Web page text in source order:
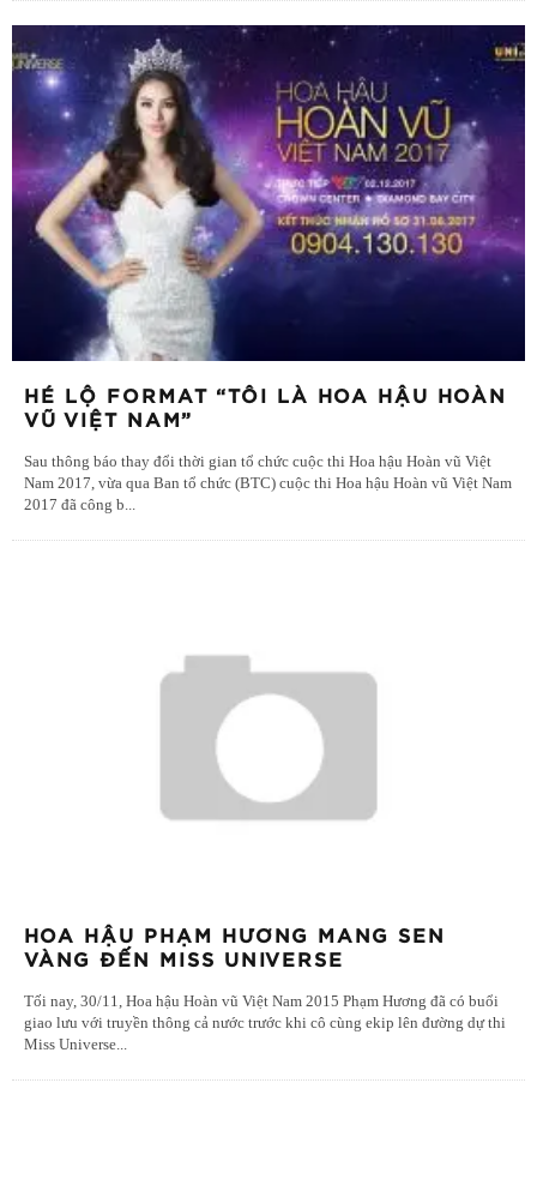
HÉ LỘ FORMAT “TÔI LÀ HOA HẬU HOÀN
VŨ VIỆT NAM”
Sau thông báo thay đổi thời gian tổ chức cuộc thi Hoa hậu Hoàn vũ Việt
Nam 2017, vừa qua Ban tổ chức (BTC) cuộc thi Hoa hậu Hoàn vũ Việt Nam
2017 đã công b...
HOA HẬU PHẠM HƯƠNG MANG SEN
VÀNG ĐẾN MISS UNIVERSE
Tối nay, 30/11, Hoa hậu Hoàn vũ Việt Nam 2015 Phạm Hương đã có buổi
giao lưu với truyền thông cả nước trước khi cô cùng ekip lên đường dự thi
Miss Universe...